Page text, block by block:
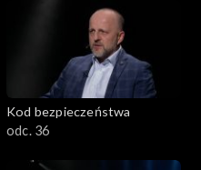
Kod bezpieczeństwa
odc. 36